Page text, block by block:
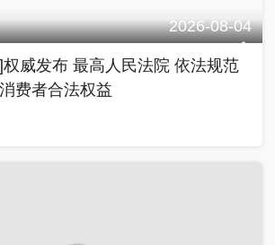
2026-08-04
威发布 最高人民法院 依法规范
费者合法权益